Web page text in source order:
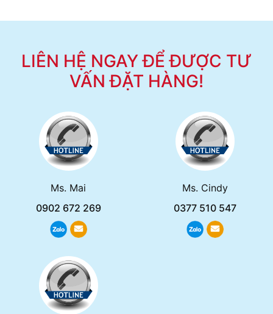
LIÊN HỆ NGAY ĐỂ ĐƯỢC TƯ
VẤN ĐẶT HÀNG!
Ms. Mai
0902 672 269
Ms. Cindy
0377 510 547